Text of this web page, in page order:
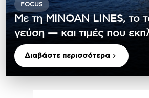
FOCUS
Με τη MINOAN LINES, το
γεύση — και τιμές που
Διαβάστε περισσότερα